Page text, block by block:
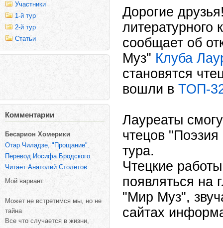
Участники
1-й тур
2-й тур
Статьи
Комментарии
Бесарион Хомерики
Отар Чиладзе, "Прощание".
Перевод Иосифа Бродского.
Читает Анатолий Столетов
Мой вариант
Может не встретимся мы, но не
тайна
Все что случается в жизни,
Дорогие
литературного
сообщает об
Муз" Клуба
становятся
вошли в ТОП-
Лауреаты
чтецов
тура.
Чтецкие
появляться на
"Мир Муз",
сайтах